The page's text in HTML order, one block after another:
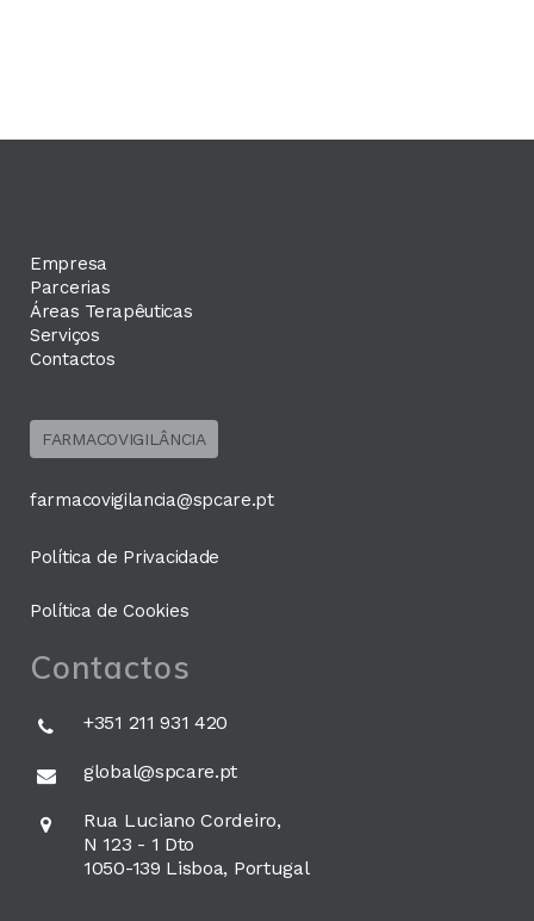
Empresa
Parcerias
Áreas Terapêuticas
Serviços
Contactos
FARMACOVIGILÂNCIA
farmacovigilancia@spcare.pt
Política de Privacidade
Política de Cookies
Contactos
+351 211 931 420
global@spcare.pt
Rua Luciano Cordeiro,
N 123 - 1 Dto
1050-139 Lisboa, Portugal